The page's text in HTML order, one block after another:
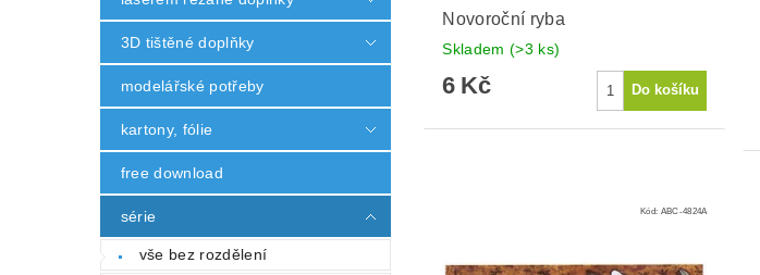
3D tištěné doplňky
modelářské potřeby
kartony, fólie
free download
série
vše bez rozdělení
Novoroční ryba
Skladem (>3 ks)
6 Kč
Kód: ABC-4824A